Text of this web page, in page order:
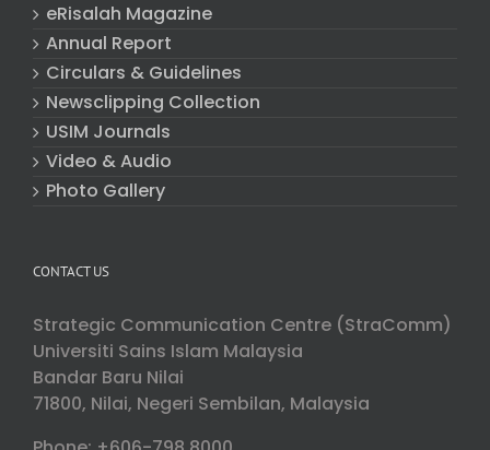
eRisalah Magazine
Annual Report
Circulars & Guidelines
Newsclipping Collection
USIM Journals
Video & Audio
Photo Gallery
CONTACT US
Strategic Communication Centre (StraComm)
Universiti Sains Islam Malaysia
Bandar Baru Nilai
71800, Nilai, Negeri Sembilan, Malaysia